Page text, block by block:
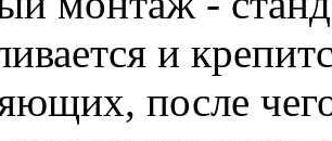
и
после